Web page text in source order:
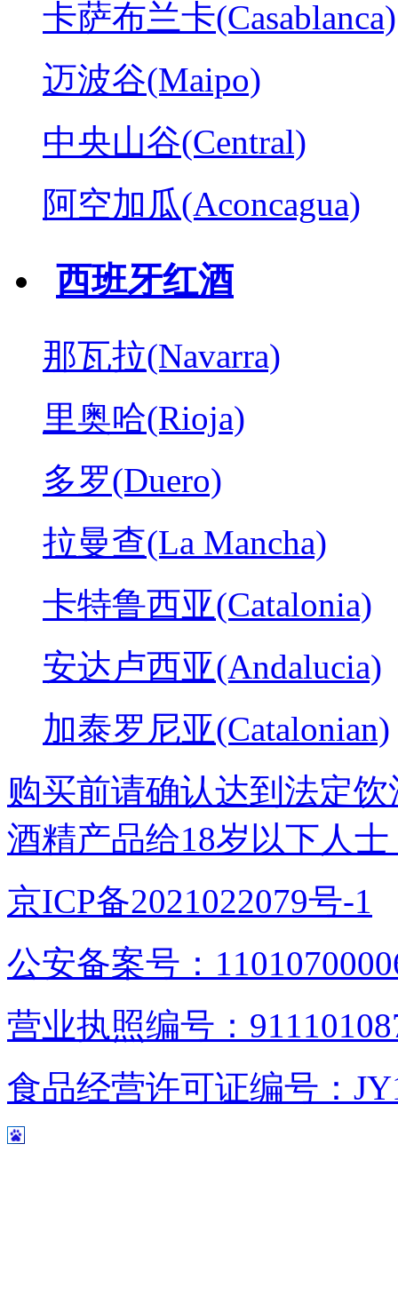
卡萨布兰卡(Casablanca)
迈波谷(Maipo)
中央山谷(Central)
阿空加瓜(Aconcagua)
西班牙红酒
那瓦拉(Navarra)
里奥哈(Rioja)
多罗(Duero)
拉曼查(La Mancha)
卡特鲁西亚(Catalonia)
安达卢西亚(Andalucia)
加泰罗尼亚(Catalonian)
购买前请确认达到法定
酒精产品给18岁以下人士
京ICP备2021022079号-1
公安备案号：
营业执照编号：
食品经营许可证编号：